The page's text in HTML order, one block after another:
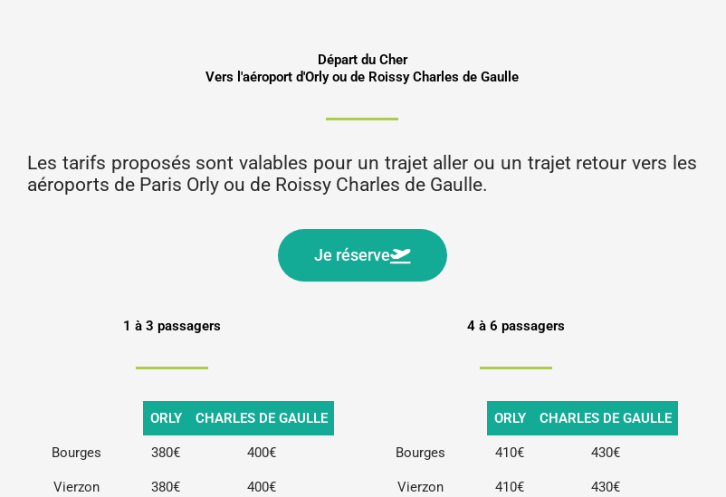
Départ du Cher
Vers l'aéroport d'Orly ou de Roissy Charles de Gaulle
Les tarifs proposés sont valables pour un trajet aller ou un trajet retour vers les
aéroports de Paris Orly ou de Roissy Charles de Gaulle.
Je réserve
1 à 3 passagers
ORLY CHARLES DE GAULLE
Bourges 380€ 400€
Vierzon 380€ 400€
4 à 6 passagers
ORLY CHARLES DE GAULLE
Bourges 410€ 430€
Vierzon 410€ 430€